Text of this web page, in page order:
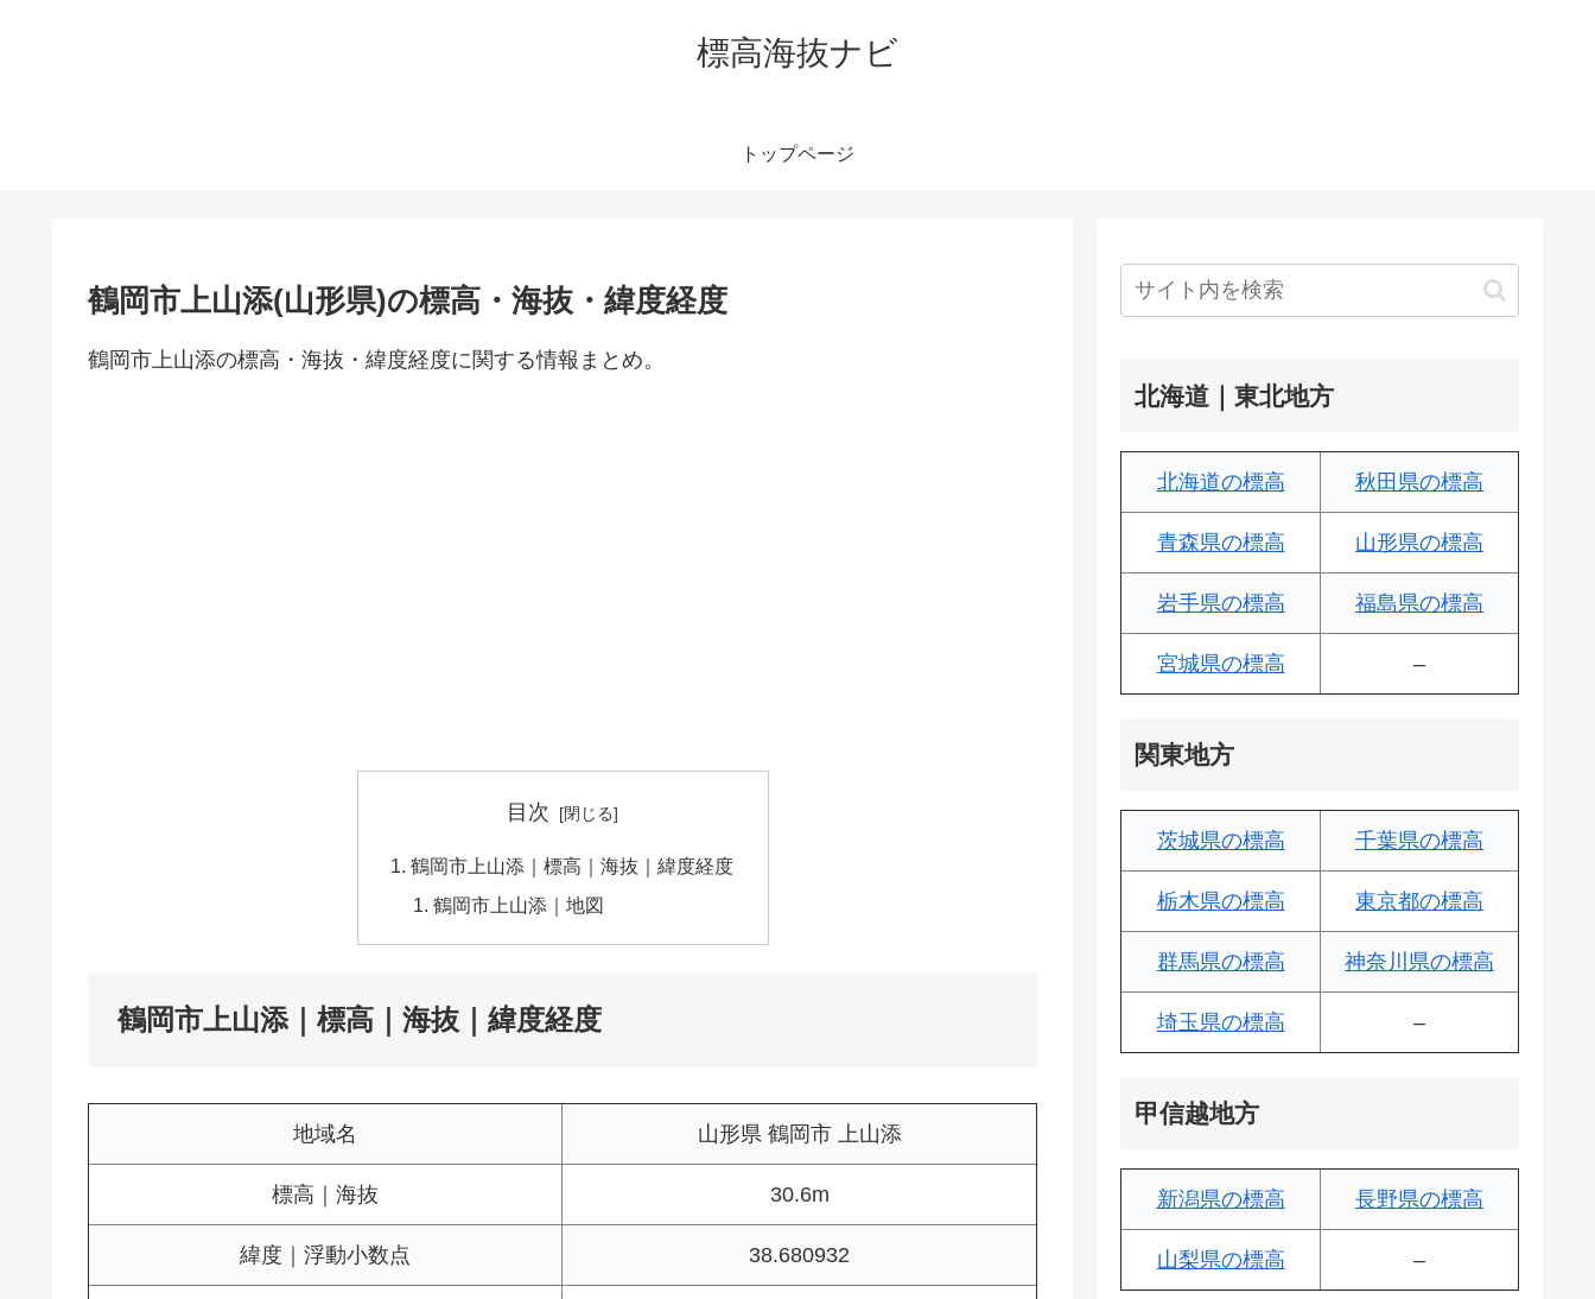
標高海抜ナビ
トップページ
鶴岡市上山添(山形県)の標高・海抜・緯度経度
鶴岡市上山添の標高・海抜・緯度経度に関する情報まとめ。
目次
鶴岡市上山添｜標高｜海抜｜緯度経度
鶴岡市上山添｜地図
鶴岡市上山添｜標高｜海抜｜緯度経度
地域名 山形県 鶴岡市 上山添
標高｜海抜 30.6m
緯度｜浮動小数点 38.680932
北海道｜東北地方
北海道の標高 秋田県の標高
青森県の標高 山形県の標高
岩手県の標高 福島県の標高
宮城県の標高 –
関東地方
茨城県の標高 千葉県の標高
栃木県の標高 東京都の標高
群馬県の標高 神奈川県の標高
埼玉県の標高 –
甲信越地方
新潟県の標高 長野県の標高
山梨県の標高 –